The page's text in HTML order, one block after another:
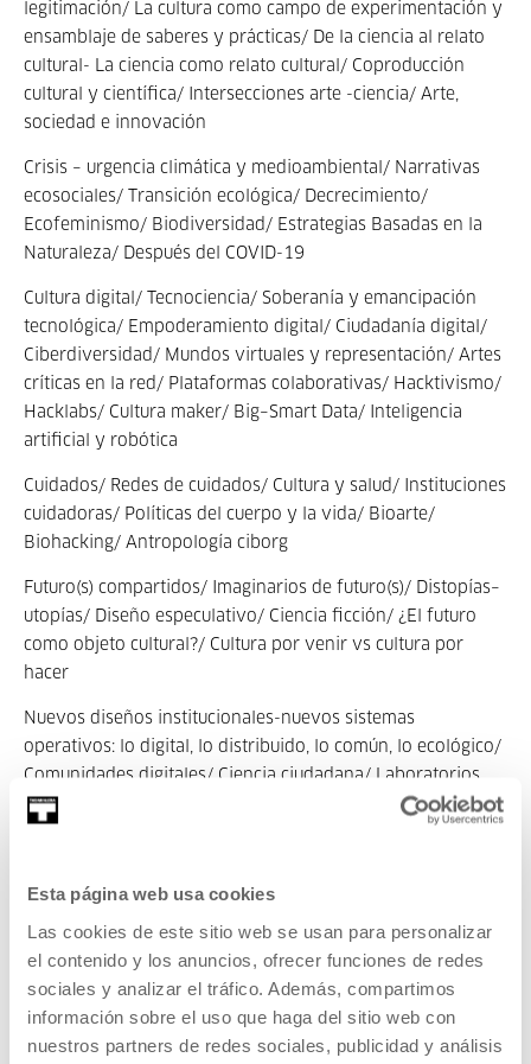
Esta página web usa cookies
Las cookies de este sitio web se usan para personalizar
el contenido y los anuncios, ofrecer funciones de redes
sociales y analizar el tráfico. Además, compartimos
información sobre el uso que haga del sitio web con
nuestros partners de redes sociales, publicidad y análisis
legitimación/ La cultura como campo de experimentación y
ensamblaje de saberes y prácticas/ De la ciencia al relato
cultural- La ciencia como relato cultural/ Coproducción
cultural y científica/ Intersecciones arte -ciencia/ Arte,
sociedad e innovación
Crisis – urgencia climática y medioambiental/ Narrativas
ecosociales/ Transición ecológica/ Decrecimiento/
Ecofeminismo/ Biodiversidad/ Estrategias Basadas en la
Naturaleza/ Después del COVID-19
Cultura digital/ Tecnociencia/ Soberanía y emancipación
tecnológica/ Empoderamiento digital/ Ciudadanía digital/
Ciberdiversidad/ Mundos virtuales y representación/ Artes
críticas en la red/ Plataformas colaborativas/ Hacktivismo/
Hacklabs/ Cultura maker/ Big–Smart Data/ Inteligencia
artificial y robótica
Cuidados/ Redes de cuidados/ Cultura y salud/ Instituciones
cuidadoras/ Políticas del cuerpo y la vida/ Bioarte/
Biohacking/ Antropología ciborg
Futuro(s) compartidos/ Imaginarios de futuro(s)/ Distopías–
utopías/ Diseño especulativo/ Ciencia ficción/ ¿El futuro
como objeto cultural?/ Cultura por venir vs cultura por
hacer
Nuevos diseños institucionales-nuevos sistemas
operativos: lo digital, lo distribuido, lo común, lo ecológico/
Comunidades digitales/ Ciencia ciudadana/ Laboratorios
Participación/AsistenciaONLINE : La retransmisión online de todo el
Encuentro, el 11, 12 y 13 de noviembre, se realizará a través de la
plataforma web y la App diseñadas ex profeso. Abierto el registro para
la Plataforma webEN ESTE ENLACE
. Proximamente estará disponible